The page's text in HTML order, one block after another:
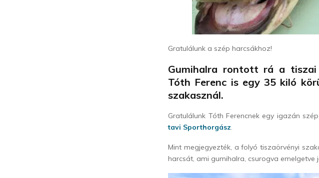
Gratulálunk a szép harcsákhoz!
Gumihalra rontott rá a tiszai
Tóth Ferenc is egy 35 kiló
szakasznál.
Gratulálunk Tóth Ferencnek egy igazán
tavi Sporthorgász.
Mint megjegyezték, a folyó tiszaörvényi
harcsát, ami gumihalra, csurogva emelgetve